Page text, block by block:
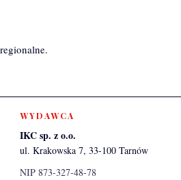
WYDAWCA
IKC sp. z o.o.
ul. Krakowska 7, 33-100 Tarnów
NIP 873-327-48-78